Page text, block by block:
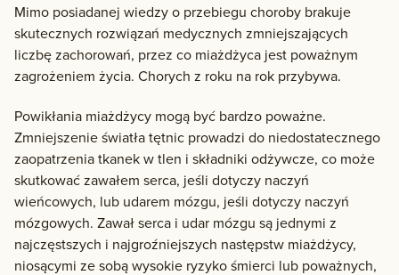
Mimo posiadanej wiedzy o przebiegu choroby brakuje
skutecznych rozwiązań medycznych zmniejszających
liczbę zachorowań, przez co miażdżyca jest poważnym
zagrożeniem życia. Chorych z roku na rok przybywa.
Powikłania miażdżycy mogą być bardzo poważne.
Zmniejszenie światła tętnic prowadzi do niedostatecznego
zaopatrzenia tkanek w tlen i składniki odżywcze, co może
skutkować zawałem serca, jeśli dotyczy naczyń
wieńcowych, lub udarem mózgu, jeśli dotyczy naczyń
mózgowych. Zawał serca i udar mózgu są jednymi z
najczęstszych i najgroźniejszych następstw miażdżycy,
niosącymi ze sobą wysokie ryzyko śmierci lub poważnych,